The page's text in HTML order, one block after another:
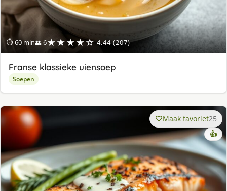
⏱ 60 min👥 6★★★★☆ 4.44 (207)
Franse klassieke uiensoep
Soepen
Maak favoriet25
👍